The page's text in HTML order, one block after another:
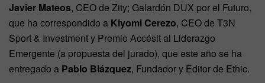
Javier Mateos, CEO de Zity; Galardón DUX por el Futuro,
que ha correspondido a Kiyomi Cerezo, CEO de T3N
Sport & Investment y Premio Accésit al Liderazgo
Emergente (a propuesta del jurado), que este año se ha
entregado a Pablo Blázquez, Fundador y Editor de Ethic.